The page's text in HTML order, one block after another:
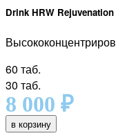
Drink HRW Rejuvenation
60 таб.
30 таб.
8 000 ₽
в корзину